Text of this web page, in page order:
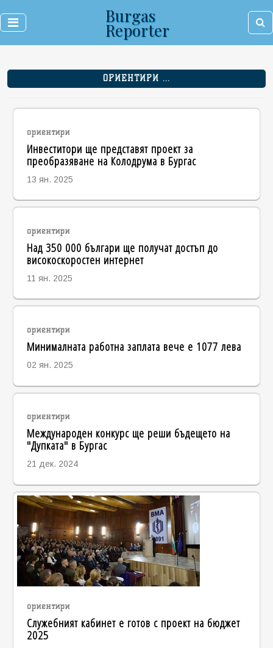
Burgas
Reporter
ОРИЕНТИРИ ...
ориентири
Инвеститори ще представят проект за
преобразяване на Колодрума в Бургас
13 ян. 2025
ориентири
Над 350 000 българи ще получат достъп до
високоскоростен интернет
11 ян. 2025
ориентири
Минималната работна заплата вече е 1077 лева
02 ян. 2025
ориентири
Международен конкурс ще реши бъдещето на
"Дупката" в Бургас
21 дек. 2024
ориентири
Служебният кабинет е готов с проект на бюджет
2025